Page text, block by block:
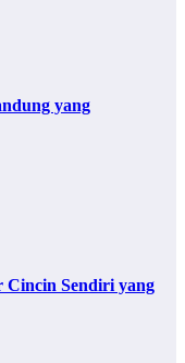
yang
Sendiri yang